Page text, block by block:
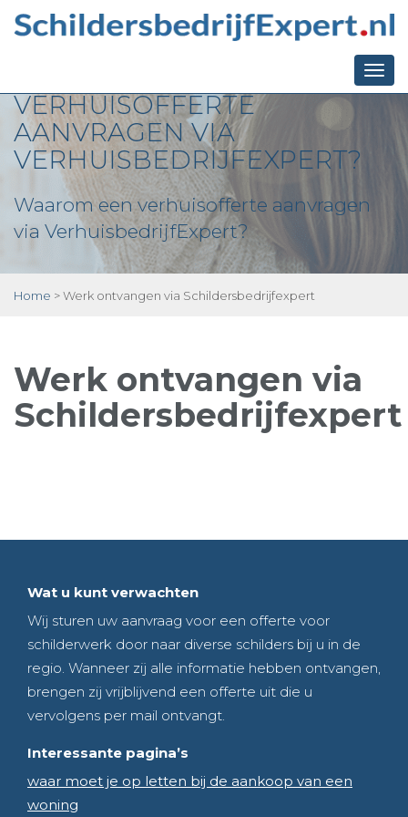
VERHUISOFFERTE
AANVRAGEN VIA
VERHUISBEDRIJFEXPERT?
Waarom een verhuisofferte aanvragen
via VerhuisbedrijfExpert?
Home >Werk ontvangen via Schildersbedrijfexpert
Werk ontvangen via
Schildersbedrijfexpert
Wat u kunt verwachten
Wij sturen uw aanvraag voor een offerte voor
schilderwerk door naar diverse schilders bij u in de
regio. Wanneer zij alle informatie hebben ontvangen,
brengen zij vrijblijvend een offerte uit die u
vervolgens per mail ontvangt.
Interessante pagina’s
waar moet je op letten bij de aankoop van een
woning